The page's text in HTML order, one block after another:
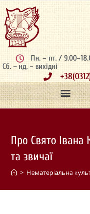
Пн. – пт. /
Сб. – нд. – вихідні
Про Свято Івана
та звичаї
> Нематеріальна